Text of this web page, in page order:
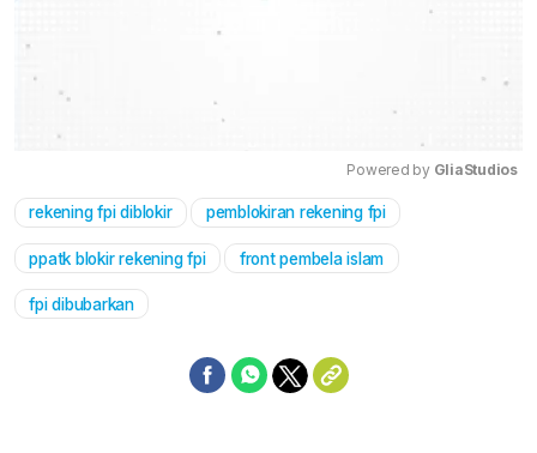
Powered by GliaStudios
rekening fpi diblokir pemblokiran rekening fpi
ppatk blokir rekening fpi front pembela islam
fpi dibubarkan